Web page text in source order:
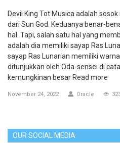
Devil King Tot Musica adalah
dari Sun God. Keduanya benar-
hal. Tapi, salah satu hal yang
adalah dia memiliki sayap Ras
sayap Ras Lunarian memiliki
ditunjukkan oleh Oda-sensei di
kemungkinan besar Read more
November 24, 2022 Oracle
OUR SOCIAL MEDIA